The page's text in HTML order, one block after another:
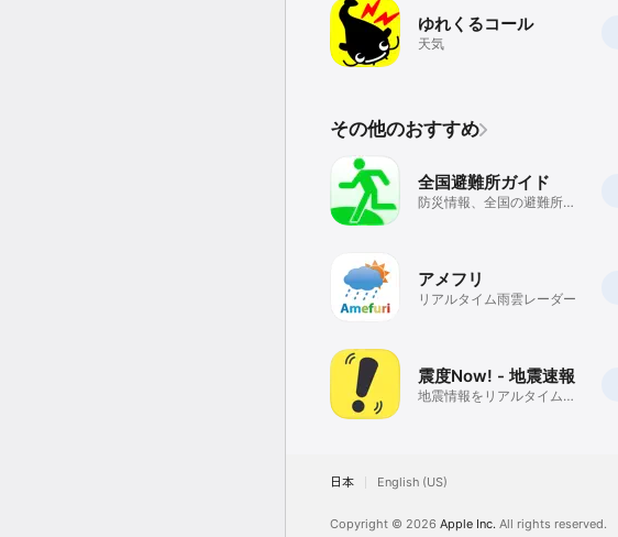
ゆれくるコール
天気
その他のおすすめ
全国避難所ガイド
防災情報、全国の避難所検
アメフリ
リアルタイム雨雲レーダー
震度Now! - 地震速報
地震情報をリアルタイムに
日本 English (US)
Copyright © 2026 Apple Inc. All rights reserved.